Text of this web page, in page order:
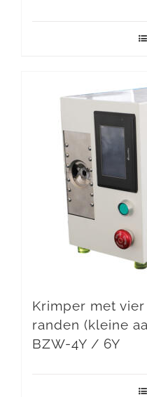
Krimper met
randen (kleine
BZW-4Y / 6Y